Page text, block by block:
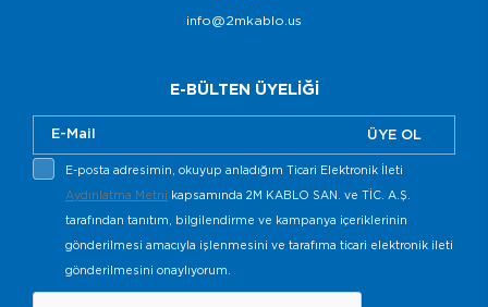
info@2mkablo.us
E-BÜLTEN ÜYELİĞİ
ÜYE OL
E-posta adresimin, okuyup anladığım Ticari Elektronik İleti
Aydınlatma Metni kapsamında 2M KABLO SAN. ve TİC. A.Ş.
tarafından tanıtım, bilgilendirme ve kampanya içeriklerinin
gönderilmesi amacıyla işlenmesini ve tarafıma ticari elektronik ileti
gönderilmesini onaylıyorum.